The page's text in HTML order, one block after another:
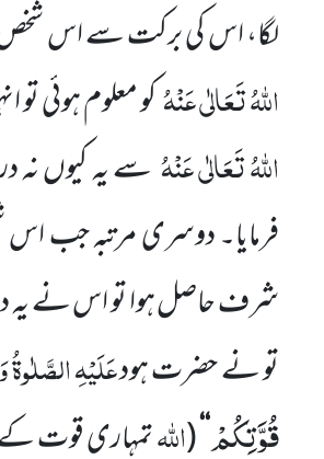
لگا، اس کی برکت سے اس
اللہُ تَعَالٰی عَنْہُکو معلوم ہوئی
اللہُ تَعَالٰی عَنْہُسے یہ کیوں نہ
فرمایا۔ دوسری مرتبہ جب
شرف حاصل ہوا تو اس نے یہ
تو نے حضرت ہودعَلَیْہِ
قُوَّتِكُمْ‘‘
(اللہتمہاری قوت